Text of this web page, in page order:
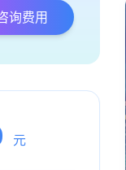
询费用
元